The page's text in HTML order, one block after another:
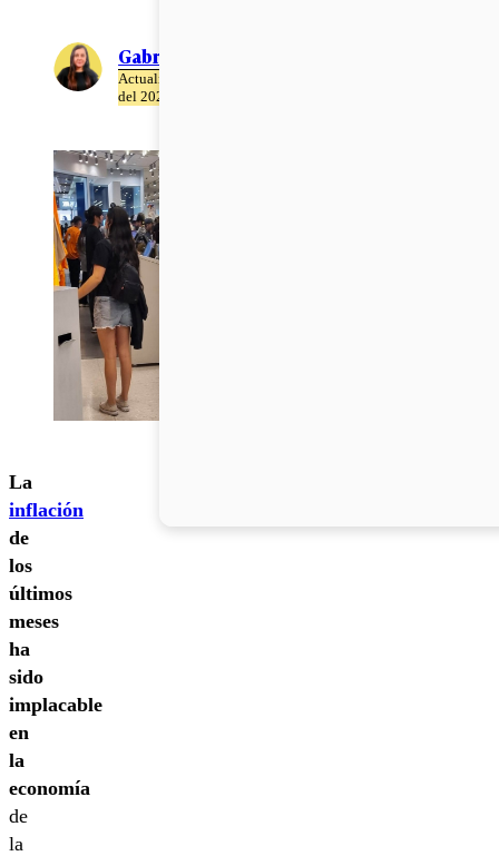
Gabriela Romo
Actualizado el 14 de Marzo
del 2023
La
inflación
de
los
últimos
meses
ha
sido
implacable
en
la
economía
de
la